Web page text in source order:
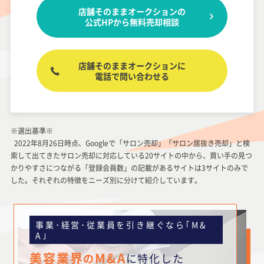
店舗そのままオークションの
公式HPから無料売却相談
店舗そのままオークションに
電話で問い合わせる
※選出基準※
2022年8月26日時点、Googleで「サロン売却」「サロン居抜き売却」と検
索して出てきたサロン売却に対応している20サイトの中から、買い手の見つ
かりやすさにつながる「登録会員数」の記載があるサイトは3サイトのみで
した。それぞれの特徴をニーズ別に分けて紹介しています。
事業･経営･従業員を引き継ぐなら｢M&
A｣
美容業界のM&Aに特化した